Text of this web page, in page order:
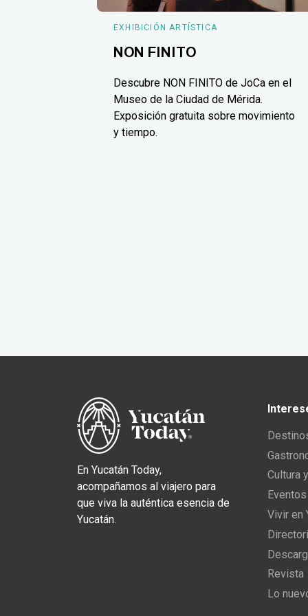
EXHIBICIÓN ARTÍSTICA
NON FINITO
Descubre NON FINITO de JoCa en el
Museo de la Ciudad de Mérida.
Exposición gratuita sobre movimiento
y tiempo.
En Yucatán Today,
acompañamos al viajero para
que viva la auténtica esencia de
Yucatán.
Cultura
Vivir en
Revista
Lo